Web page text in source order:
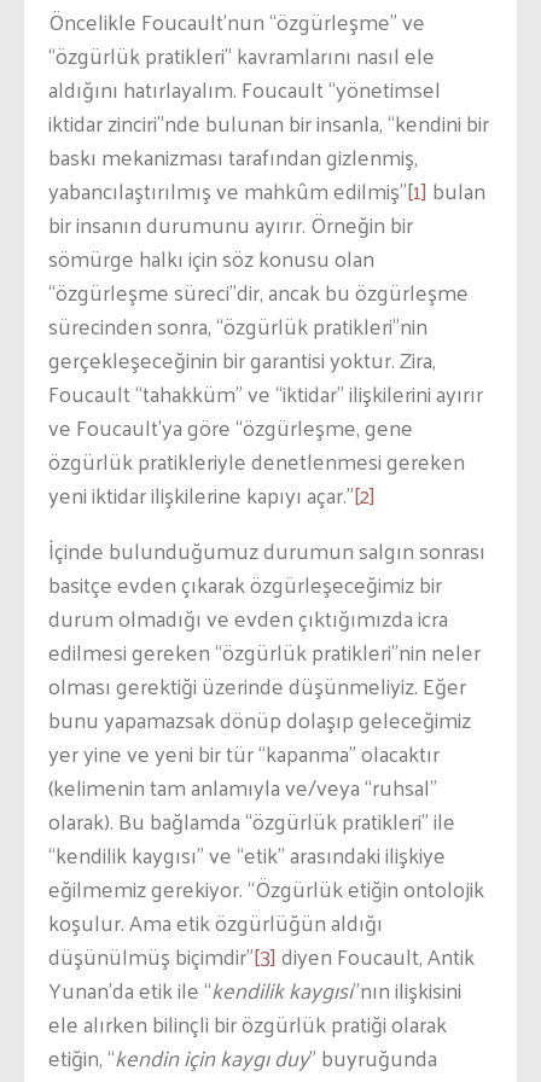
Öncelikle Foucault’nun “özgürleşme” ve
“özgürlük pratikleri” kavramlarını nasıl ele
aldığını hatırlayalım. Foucault “yönetimsel
iktidar zinciri”nde bulunan bir insanla, “kendini bir
baskı mekanizması tarafından gizlenmiş,
yabancılaştırılmış ve mahkûm edilmiş”[1] bulan
bir insanın durumunu ayırır. Örneğin bir
sömürge halkı için söz konusu olan
“özgürleşme süreci”dir, ancak bu özgürleşme
sürecinden sonra, “özgürlük pratikleri”nin
gerçekleşeceğinin bir garantisi yoktur. Zira,
Foucault “tahakküm” ve “iktidar” ilişkilerini ayırır
ve Foucault’ya göre “özgürleşme, gene
özgürlük pratikleriyle denetlenmesi gereken
yeni iktidar ilişkilerine kapıyı açar.”[2]
İçinde bulunduğumuz durumun salgın sonrası
basitçe evden çıkarak özgürleşeceğimiz bir
durum olmadığı ve evden çıktığımızda icra
edilmesi gereken “özgürlük pratikleri”nin neler
olması gerektiği üzerinde düşünmeliyiz. Eğer
bunu yapamazsak dönüp dolaşıp geleceğimiz
yer yine ve yeni bir tür “kapanma” olacaktır
(kelimenin tam anlamıyla ve/veya “ruhsal”
olarak). Bu bağlamda “özgürlük pratikleri” ile
“kendilik kaygısı” ve “etik” arasındaki ilişkiye
eğilmemiz gerekiyor. “Özgürlük etiğin ontolojik
koşulur. Ama etik özgürlüğün aldığı
düşünülmüş biçimdir”[3]diyen Foucault, Antik
Yunan’da etik ile “kendilik kaygısı”nın ilişkisini
ele alırken bilinçli bir özgürlük pratiği olarak
etiğin, “kendin için kaygı duy” buyruğunda